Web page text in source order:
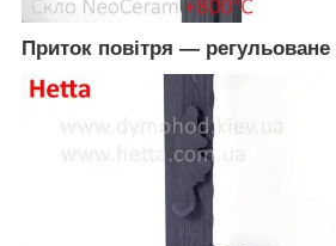
Приток повітря — регульоване